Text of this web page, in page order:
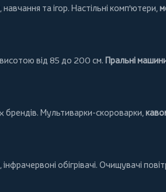
та ігор. Настільні комп'ютери,
висотою від 85 до 200 см. Пральні
брендів. Мультиварки-скороварки,
,інфрачервоні обігрівачі. Очищувачі